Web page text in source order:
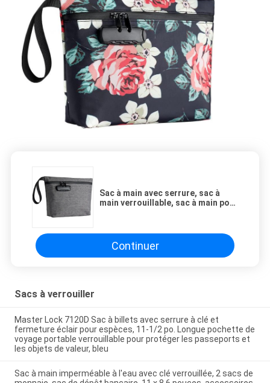
Sac à main avec serrure, sac à
main verrouillable, sac à main pour
comptant avec fermeture à
glissière, pour argent comptant,
téléphone portable
Continuer
Sacs à verrouiller
Master Lock 7120D Sac à billets avec serrure à clé et
fermeture éclair pour espèces, 11-1/2 po. Longue pochette de
voyage portable verrouillable pour protéger les passeports et
les objets de valeur, bleu
Sac à main imperméable à l'eau avec clé verrouillée, 2 sacs de